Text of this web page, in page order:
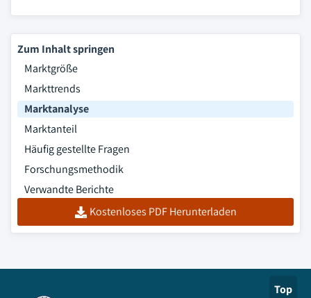
Zum Inhalt springen
Marktgröße
Markttrends
Marktanalyse
Marktanteil
Häufig gestellte Fragen
Forschungsmethodik
Verwandte Berichte
Kostenloses PDF Herunterladen
Top